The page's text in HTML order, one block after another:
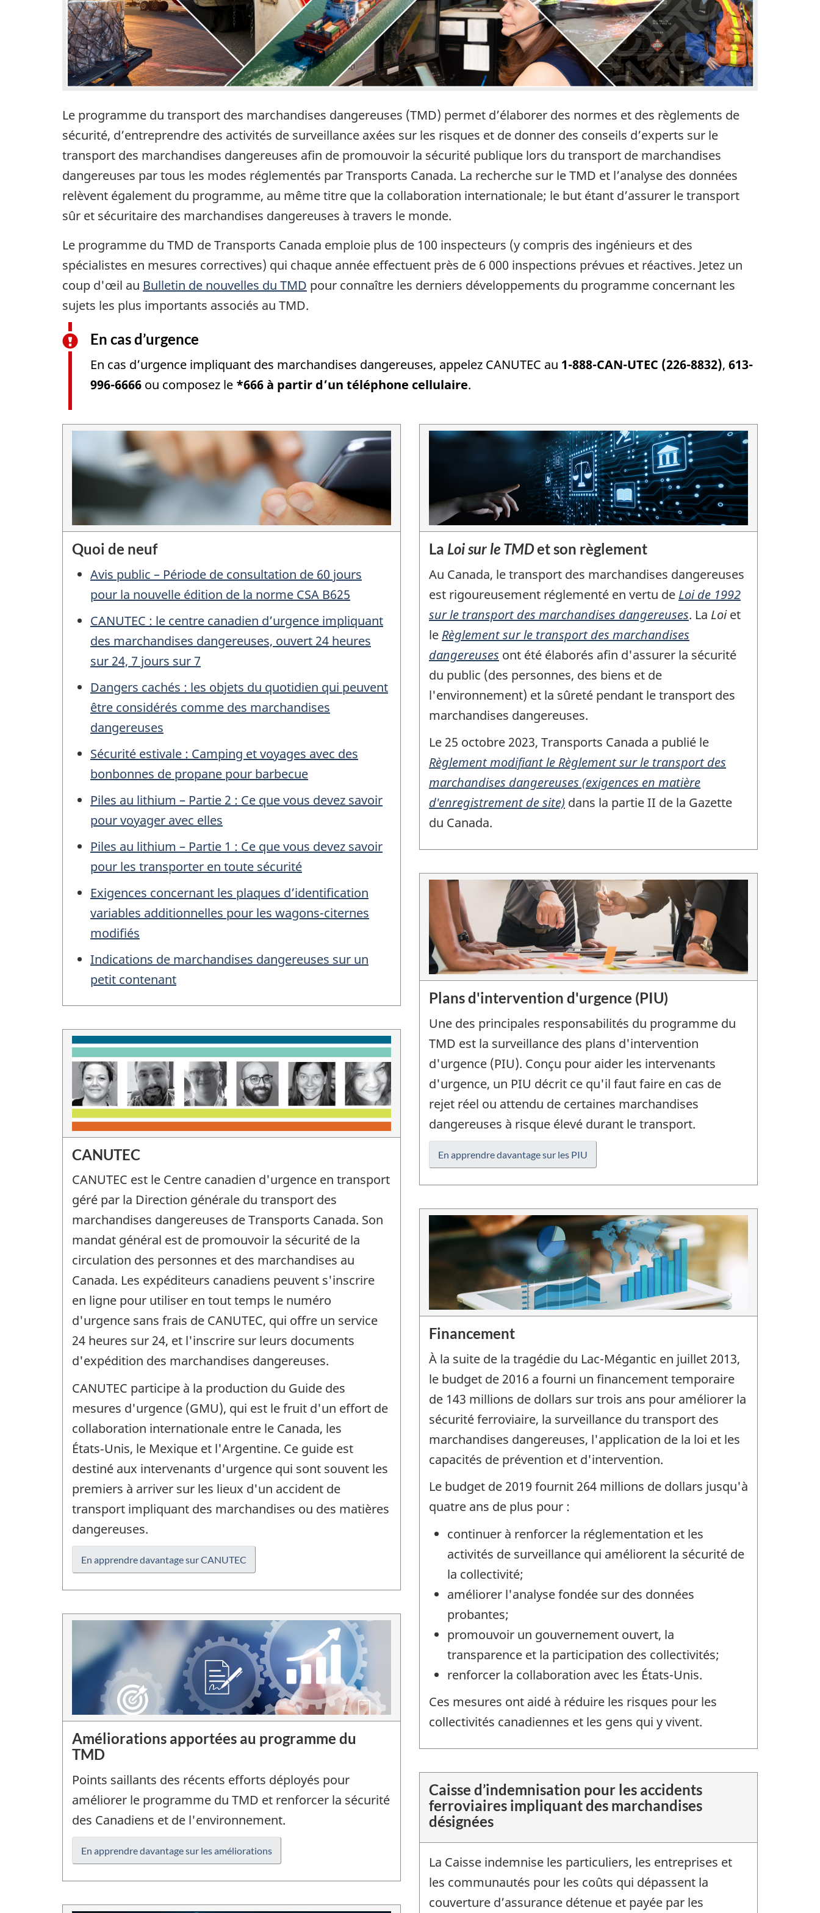
Le programme du transport des marchandises dangereuses (TMD) permet d’élaborer des normes et des règlements de
sécurité, d’entreprendre des activités de surveillance axées sur les risques et de donner des conseils d’experts sur le
transport des marchandises dangereuses afin de promouvoir la sécurité publique lors du transport de marchandises
dangereuses par tous les modes réglementés par Transports Canada. La recherche sur le TMD et l’analyse des données
relèvent également du programme, au même titre que la collaboration internationale; le but étant d’assurer le transport
sûr et sécuritaire des marchandises dangereuses à travers le monde.
Le programme du TMD de Transports Canada emploie plus de 100 inspecteurs (y compris des ingénieurs et des
spécialistes en mesures correctives) qui chaque année effectuent près de 6 000 inspections prévues et réactives. Jetez un
coup d'œil au Bulletin de nouvelles du TMD pour connaître les derniers développements du programme concernant les
sujets les plus importants associés au TMD.
En cas d’urgence
En cas d’urgence impliquant des marchandises dangereuses, appelez CANUTEC au 1-888-CAN-UTEC (226-8832), 613-
996-6666 ou composez le *666 à partir d’un téléphone cellulaire.
Quoi de neuf
Avis public – Période de consultation de 60 jours
pour la nouvelle édition de la norme CSA B625
CANUTEC : le centre canadien d’urgence impliquant
des marchandises dangereuses, ouvert 24 heures
sur 24, 7 jours sur 7
Dangers cachés : les objets du quotidien qui peuvent
être considérés comme des marchandises
dangereuses
Sécurité estivale : Camping et voyages avec des
bonbonnes de propane pour barbecue
Piles au lithium – Partie 2 : Ce que vous devez savoir
pour voyager avec elles
Piles au lithium – Partie 1 : Ce que vous devez savoir
pour les transporter en toute sécurité
Exigences concernant les plaques d’identification
variables additionnelles pour les wagons-citernes
modifiés
Indications de marchandises dangereuses sur un
petit contenant
La Loi sur le TMDet son règlement
Au Canada, le transport des marchandises dangereuses
est rigoureusement réglementé en vertu de Loi de 1992
sur le transport des marchandises dangereuses. La Loiet
le Règlement sur le transport des marchandises
dangereuses ont été élaborés afin d'assurer la sécurité
du public (des personnes, des biens et de
l'environnement) et la sûreté pendant le transport des
marchandises dangereuses.
Le 25 octobre 2023, Transports Canada a publié le
Règlement modifiant le Règlement sur le transport des
marchandises dangereuses (exigences en matière
d'enregistrement de site) dans la partie II de la Gazette
du Canada.
Plans d'intervention d'urgence (PIU)
Une des principales responsabilités du programme du
TMD est la surveillance des plans d'intervention
d'urgence (PIU). Conçu pour aider les intervenants
d'urgence, un PIU décrit ce qu'il faut faire en cas de
rejet réel ou attendu de certaines marchandises
dangereuses à risque élevé durant le transport.
En apprendre davantage sur les PIU
CANUTEC
CANUTEC est le Centre canadien d'urgence en transport
géré par la Direction générale du transport des
marchandises dangereuses de Transports Canada. Son
mandat général est de promouvoir la sécurité de la
circulation des personnes et des marchandises au
Canada. Les expéditeurs canadiens peuvent s'inscrire
en ligne pour utiliser en tout temps le numéro
d'urgence sans frais de CANUTEC, qui offre un service
24 heures sur 24, et l'inscrire sur leurs documents
d'expédition des marchandises dangereuses.
CANUTEC participe à la production du Guide des
mesures d'urgence (GMU), qui est le fruit d'un effort de
collaboration internationale entre le Canada, les
États‑Unis, le Mexique et l'Argentine. Ce guide est
destiné aux intervenants d'urgence qui sont souvent les
premiers à arriver sur les lieux d'un accident de
transport impliquant des marchandises ou des matières
dangereuses.
En apprendre davantage sur CANUTEC
Financement
À la suite de la tragédie du Lac-Mégantic en juillet 2013,
le budget de 2016 a fourni un financement temporaire
de 143 millions de dollars sur trois ans pour améliorer la
sécurité ferroviaire, la surveillance du transport des
marchandises dangereuses, l'application de la loi et les
capacités de prévention et d'intervention.
Le budget de 2019 fournit 264 millions de dollars jusqu'à
quatre ans de plus pour :
continuer à renforcer la réglementation et les
activités de surveillance qui améliorent la sécurité de
la collectivité;
améliorer l'analyse fondée sur des données
probantes;
promouvoir un gouvernement ouvert, la
transparence et la participation des collectivités;
renforcer la collaboration avec les États-Unis.
Ces mesures ont aidé à réduire les risques pour les
collectivités canadiennes et les gens qui y vivent.
Améliorations apportées au programme du
TMD
Points saillants des récents efforts déployés pour
améliorer le programme du TMD et renforcer la sécurité
des Canadiens et de l'environnement.
En apprendre davantage sur les améliorations
Caisse d’indemnisation pour les accidents
ferroviaires impliquant des marchandises
désignées
La Caisse indemnise les particuliers, les entreprises et
les communautés pour les coûts qui dépassent la
couverture d’assurance détenue et payée par les